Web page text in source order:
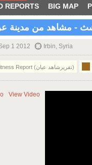
REPORTS
BIG MAP
- مشاهد من مدينة
1 2012 Irbin, Syria
Eyewitness Report (تقريرشاهد عيان)
View Video